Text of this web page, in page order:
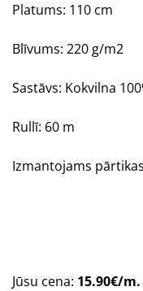
Platums: 110 cm
Blīvums: 220 g/m2
Sastāvs: Kokvilna
Rullī: 60 m
Izmantojams
Jūsu cena: 15.90€/m.